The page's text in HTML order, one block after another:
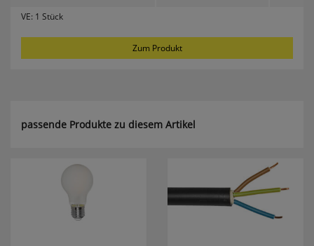
VE: 1 Stück
Zum Produkt
passende Produkte zu diesem Artikel
ausgeben zu können.
Google Maps
Alle Cookies akzeptieren